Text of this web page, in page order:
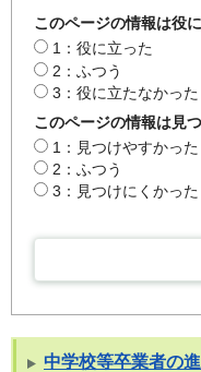
このページの情報は役
1：役に立った
2：ふつう
3：役に立たなかった
このページの情報は見
1：見つけやすかった
2：ふつう
3：見つけにくかった
中学校等卒業者の